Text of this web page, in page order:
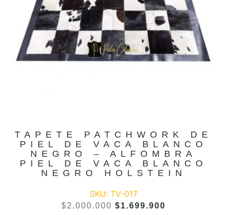
TAPETE PATCHWORK DE
PIEL DE VACA BLANCO
NEGRO – ALFOMBRA
PIEL DE VACA BLANCO
NEGRO HOLSTEIN
SKU: TV-017
$2.000.000 $1.699.900